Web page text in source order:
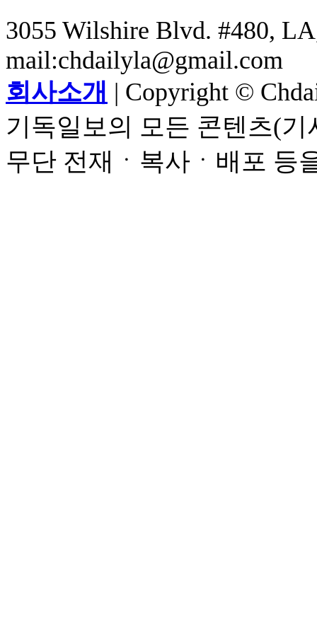
3055 Wilshire Blvd. #480,
mail:chdailyla@gmail.com
회사소개 | Copyright ©
기독일보의 모든 콘텐츠(
무단 전재ㆍ복사ㆍ배포 등